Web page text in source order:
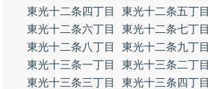
東光十二条四丁目
東光十二条五丁目
東光十二条六丁目
東光十二条七丁目
東光十二条八丁目
東光十二条九丁目
東光十三条一丁目
東光十三条二丁目
東光十三条三丁目
東光十三条四丁目